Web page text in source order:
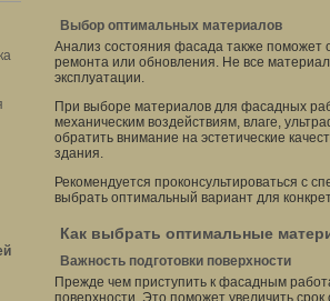
Выбор оптимальных материалов
Анализ состояния фасада также поможет
ремонта или обновления. Не все
эксплуатации.
При выборе материалов для фасадных
механическим воздействиям, влаге,
обратить внимание на эстетические
здания.
Рекомендуется проконсультироваться с
выбрать оптимальный вариант для
Как выбрать оптимальные
Важность подготовки поверхности
Прежде чем приступить к фасадным
поверхности. Это поможет увеличить